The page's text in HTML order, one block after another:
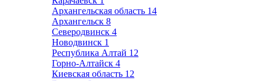
Архангельская область 14
Архангельск 8
Северодвинск 4
Новодвинск 1
Республика Алтай 12
Горно-Алтайск 4
Киевская область 12